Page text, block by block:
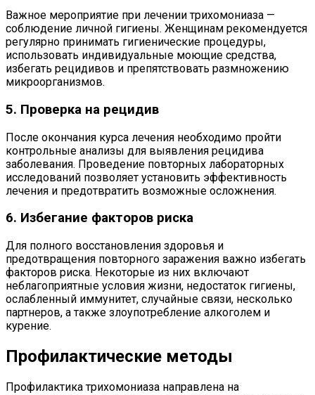
Важное мероприятие при лечении трихомониаза —
соблюдение личной гигиены. Женщинам рекомендуется
регулярно принимать гигиенические процедуры,
использовать индивидуальные моющие средства,
избегать рецидивов и препятствовать размножению
микроорганизмов.
5. Проверка на рецидив
После окончания курса лечения необходимо пройти
контрольные анализы для выявления рецидива
заболевания. Проведение повторных лабораторных
исследований позволяет установить эффективность
лечения и предотвратить возможные осложнения.
6. Избегание факторов риска
Для полного восстановления здоровья и
предотвращения повторного заражения важно избегать
факторов риска. Некоторые из них включают
неблагоприятные условия жизни, недостаток гигиены,
ослабленный иммунитет, случайные связи, несколько
партнеров, а также злоупотребление алкоголем и
курение.
Профилактические методы
Профилактика трихомониаза направлена на